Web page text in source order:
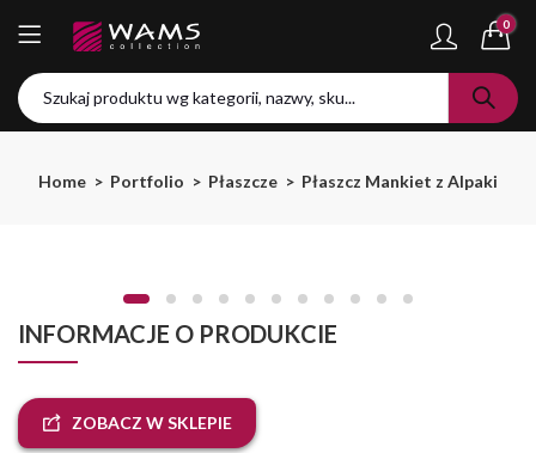
0
Home Portfolio Płaszcze Płaszcz Mankiet z Alpaki
INFORMACJE O PRODUKCIE
ZOBACZ W SKLEPIE